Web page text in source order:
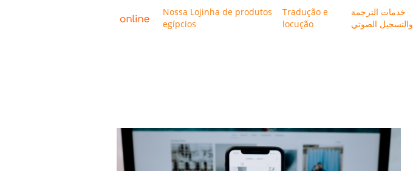
Nossa Lojinha de produtos
egípcios
Tradução e
locução
خدمات الترجمة
والتسجيل الصوتي